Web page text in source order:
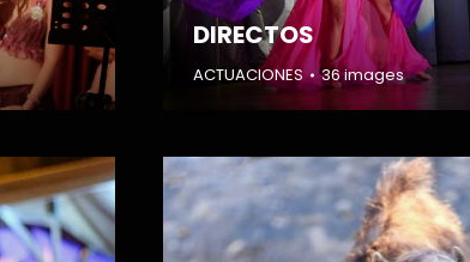
DIRECTOS
ACTUACIONES 36 images